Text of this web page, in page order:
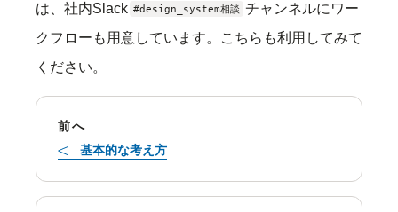
は、社内Slack #design_system相談 チャンネルにワー
クフローも用意しています。こちらも利用してみて
ください。
前へ
基本的な考え方